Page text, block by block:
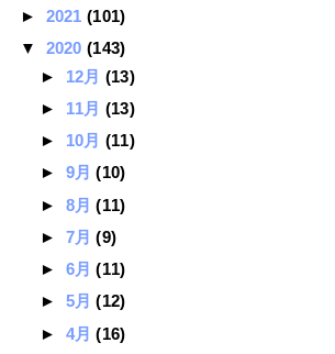
► 2021(101)
▼ 2020(143)
► 12月 (13)
► 11月 (13)
► 10月 (11)
► 9月(10)
► 8月(11)
► 7月(9)
► 6月(11)
► 5月(12)
► 4月(16)